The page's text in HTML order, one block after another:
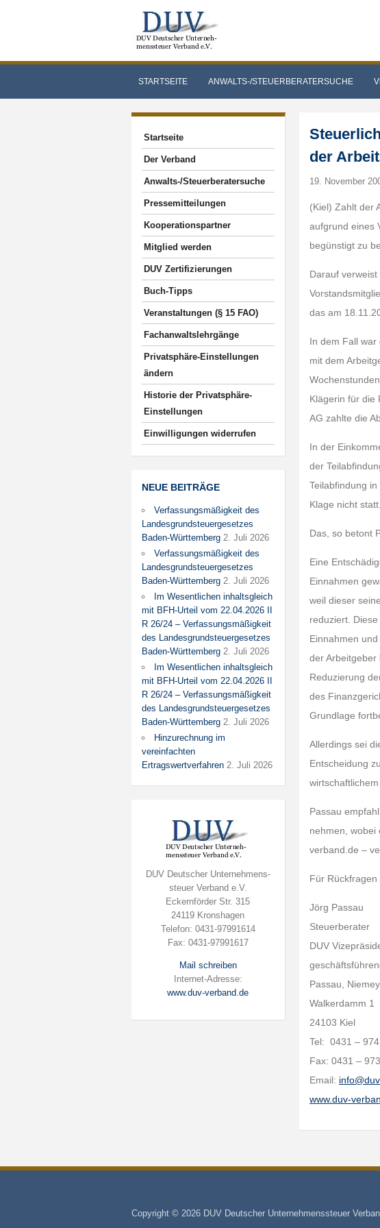
STARTSEITE ANWALTS-/STEUERBERATERSUCHE
Startseite
Der Verband
Anwalts-/Steuerberatersuche
Pressemitteilungen
Kooperationspartner
Mitglied werden
DUV Zertifizierungen
Buch-Tipps
Veranstaltungen (§ 15 FAO)
Fachanwaltslehrgänge
Privatsphäre-Einstellungen
ändern
Historie der Privatsphäre-
Einstellungen
Einwilligungen widerrufen
NEUE BEITRÄGE
Verfassungsmäßigkeit des
Landesgrundsteuergesetzes
Baden-Württemberg 2. Juli 2026
Verfassungsmäßigkeit des
Landesgrundsteuergesetzes
Baden-Württemberg 2. Juli 2026
Im Wesentlichen inhaltsgleich
mit BFH-Urteil vom 22.04.2026 II
R 26/24 – Verfassungsmäßigkeit
des Landesgrundsteuergesetzes
Baden-Württemberg 2. Juli 2026
Im Wesentlichen inhaltsgleich
mit BFH-Urteil vom 22.04.2026 II
R 26/24 – Verfassungsmäßigkeit
des Landesgrundsteuergesetzes
Baden-Württemberg 2. Juli 2026
Hinzurechnung im
vereinfachten
Ertragswertverfahren 2. Juli 2026
DUV Deutscher Unternehmens-
steuer Verband e.V.
Eckernförder Str. 315
24119 Kronshagen
Telefon: 0431-97991614
Fax: 0431-97991617
Mail schreiben
Internet-Adresse:
www.duv-verband.de
der
19. November
(Kiel) Zahlt der
aufgrund eines
begünstigt zu
Darauf
das am
In dem Fall war
mit dem
Klägerin für die
AG zahlte die
In der
der
Teilabfindung
Klage nicht statt.
Das, so betont
Eine
Einnahmen
weil dieser
reduziert.
Einnahmen
der
Reduzierung
des
Grundlage
Allerdings sei
Entscheidung
Passau
nehmen, wobei
verband.de –
Für
Jörg Passau
Steuerberater
DUV
Passau,
Walkerdamm 1
24103 Kiel
Tel: 0431 –
Fax: 0431 –
Email:
www.duv-
Copyright © 2026 DUV Deutscher Unternehmenssteuer